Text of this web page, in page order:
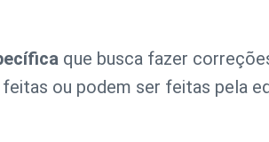
que busca fazer
ou podem ser feitas pela